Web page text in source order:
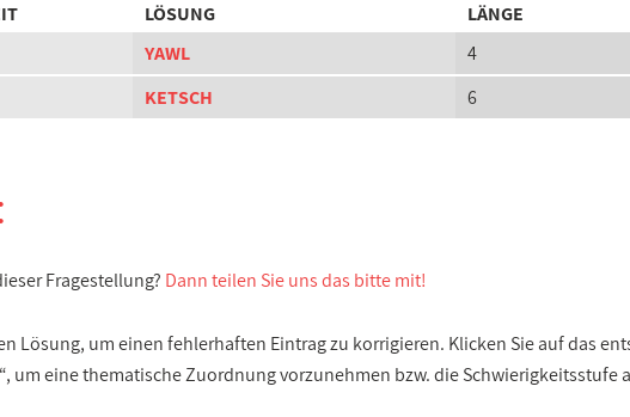
LÖSUNG
LÄNGE
YAWL
4
KETSCH 6
Fragestellung? Dann teilen Sie uns das bitte mit!
Lösung, um einen fehlerhaften Eintrag zu korrigieren. Klicken Sie auf das
um eine thematische Zuordnung vorzunehmen bzw. die Schwierigkeitsstufe